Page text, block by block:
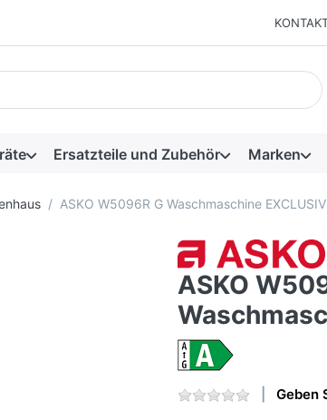
Während Sie tippen, erscheinen
Ersatzteile und Zubehör Marken
ASKO W5096R G Waschmaschine
ASKO
Geben